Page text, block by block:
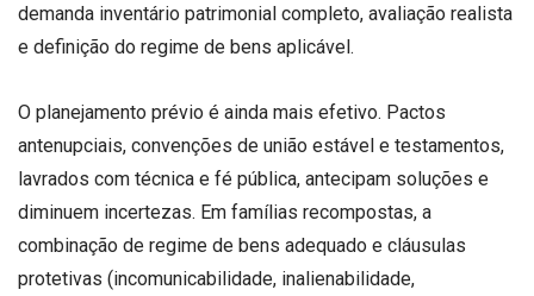
demanda inventário patrimonial completo, avaliação realista
e definição do regime de bens aplicável.
O planejamento prévio é ainda mais efetivo. Pactos
antenupciais, convenções de união estável e testamentos,
lavrados com técnica e fé pública, antecipam soluções e
diminuem incertezas. Em famílias recompostas, a
combinação de regime de bens adequado e cláusulas
protetivas (incomunicabilidade, inalienabilidade,